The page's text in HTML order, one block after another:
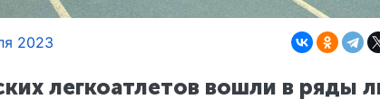
2023
легкоатлетов вошли в ряды